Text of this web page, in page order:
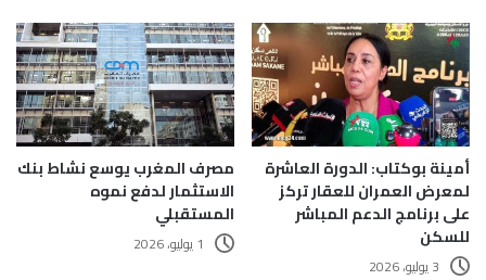
أمينة بوكتاب: الدورة العاشرة
لمعرض العمران للعقار تركز
على برنامج الدعم المباشر
للسكن
3 يوليو، 2026
مصرف المغرب يوسع نشاط بنك
الاستثمار لدفع نموه
المستقبلي
1 يوليو، 2026